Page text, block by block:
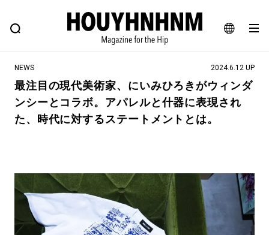
JA
EN
FEATURE BLOG SNAP
ヒップなファッション、カルチャー、ライフスタイルWEBマガジン
#注目のタグ
#NEW VINTAGE #マイナーグッド図鑑
#路地裏てぃーん。 #MONTHLY JOURNAL
#GH 銘品の所以 #フイナムのYouTube
#Commune H #FOCUS IT #AH.H
NEWS 2024.6.12 UP
最注目の現代美術家、にいみひろきがウィンダ
ンシーとコラボ。アパレルと什器に表現され
た、時代に対するステートメントとは。